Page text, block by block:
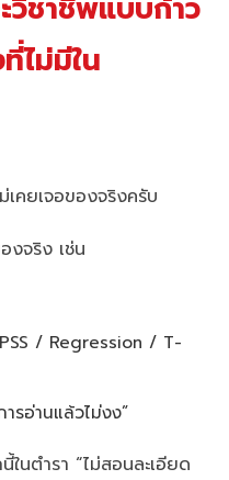
ชาชีพแบบก้าว
ไม่มีใน
คยเจอของจริงครับ
งจริง เช่น
/ Regression / T-
รอ่านแล้วไม่งง”
นตำรา “ไม่สอนละเอียด